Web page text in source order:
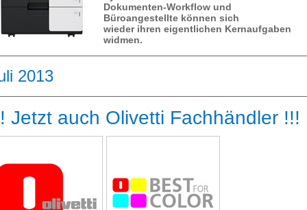
Dokumenten-Workflow und
Büroangestellte können sich
wieder ihren eigentlichen Kernaufgaben
widmen.
2013
Jetzt auch Olivetti Fachhändler !!!